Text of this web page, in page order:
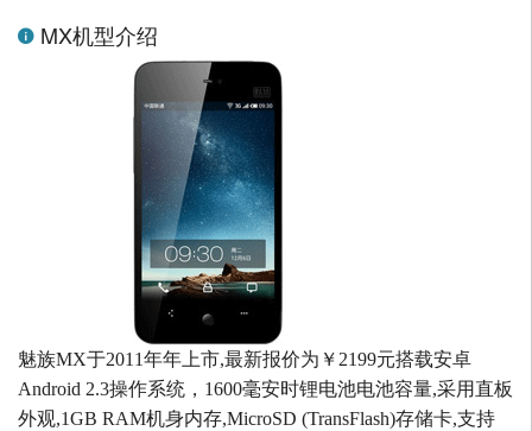
MX机型介绍
魅族MX于2011年年上市,最新报价为￥2199元搭载安卓
Android 2.3操作系统，1600毫安时锂电池电池容量,采用直板
外观,1GB RAM机身内存,MicroSD (TransFlash)存储卡,支持